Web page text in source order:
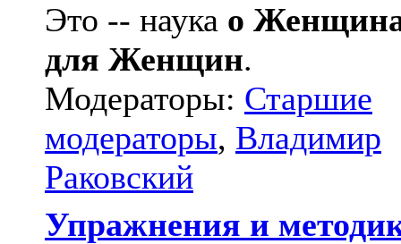
Это -- наука о
для Женщин.
Модераторы: Старшие
модераторы, Владимир
Раковский
Упражнения и